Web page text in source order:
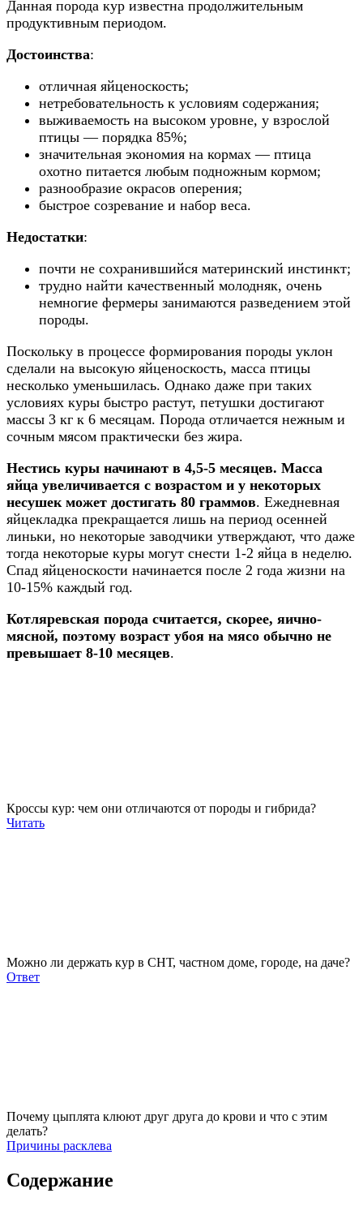
Данная порода кур известна продолжительным
продуктивным периодом.
Достоинства:
отличная яйценоскость;
нетребовательность к условиям содержания;
выживаемость на высоком уровне, у взрослой
птицы — порядка 85%;
значительная экономия на кормах — птица
охотно питается любым подножным кормом;
разнообразие окрасов оперения;
быстрое созревание и набор веса.
Недостатки:
почти не сохранившийся материнский инстинкт;
трудно найти качественный молодняк, очень
немногие фермеры занимаются разведением этой
породы.
Поскольку в процессе формирования породы уклон
сделали на высокую яйценоскость, масса птицы
несколько уменьшилась. Однако даже при таких
условиях куры быстро растут, петушки достигают
массы 3 кг к 6 месяцам. Порода отличается нежным и
сочным мясом практически без жира.
Нестись куры начинают в 4,5-5 месяцев. Масса
яйца увеличивается с возрастом и у некоторых
несушек может достигать 80 граммов. Ежедневная
яйцекладка прекращается лишь на период осенней
линьки, но некоторые заводчики утверждают, что даже
тогда некоторые куры могут снести 1-2 яйца в неделю.
Спад яйценоскости начинается после 2 года жизни на
10-15% каждый год.
Котляревская порода считается, скорее, яично-
мясной, поэтому возраст убоя на мясо обычно не
превышает 8-10 месяцев.
Кроссы кур: чем они отличаются от породы и гибрида?
Читать
Можно ли держать кур в СНТ, частном доме, городе, на даче?
Ответ
Почему цыплята клюют друг друга до крови и что с этим
делать?
Причины расклева
Содержание